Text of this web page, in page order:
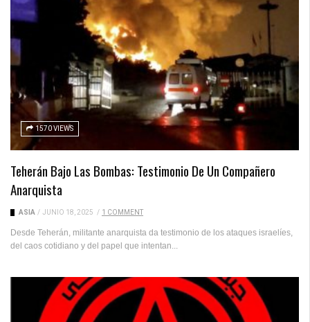
1570 VIEWS
Teherán Bajo Las Bombas: Testimonio De Un Compañero
Anarquista
ASIA / JUNIO 18, 2025 / 1 COMMENT
Desde Teherán, militante anarquista da testimonio de los ataques israelíes,
del caos cotidiano y del papel que intentan...